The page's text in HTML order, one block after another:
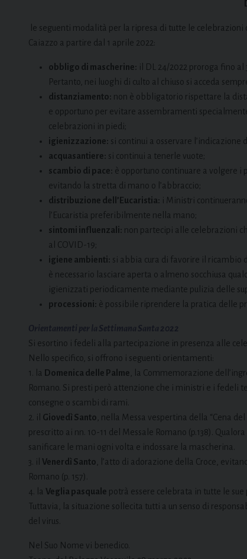
le seguenti modalità per la ripresa di tutte le
Caiazzo a partire dal 1 aprile 2022:
obbligo di mascherine: il DL 24/2022 proroga fino
Pertanto, nei luoghi di culto al chiuso si acceda
distanziamento: non è obbligatorio rispettare la
e opportuno per evitare assembramenti
celebrazioni in piedi;
igienizzazione: si continui a osservare l’indicazione
acquasantiere: si continui a tenerle vuote;
scambio di pace: è opportuno continuare a volgere i
evitando la stretta di mano o l’abbraccio;
distribuzione dell’Eucaristia: i Ministri
l’Eucaristia preferibilmente nella mano;
sintomi influenzali: non partecipi alle celebrazioni
al COVID-19;
igiene ambienti: si abbia cura di favorire il ricambio
è necessario lasciare aperta o almeno socchiusa
igienizzati periodicamente mediante pulizia delle
processioni: è possibile riprendere la pratica delle
Si esortino i fedeli alla partecipazione in presenza alle
Nello specifico, si offrono i seguenti orientamenti:
1. la Domenica delle Palme , la Commemorazione
Romano. Si presti però attenzione che i ministri e i fedeli
consegne o scambi di rami.
2. il Giovedì Santo , nella Messa vespertina della “Cena
prescritto ai nn. 10-11 del Messale Romano (p.138).
sanificare le mani ogni volta e indossare la mascherina.
3. il Venerdì Santo , l’atto di adorazione della Croce,
Romano (p. 157).
4. la Veglia pasquale potrà essere celebrata in tutte le
Tuttavia, la situazione sollecita tutti a un senso di
del virus.
Nel Suo Nome vi benedico.